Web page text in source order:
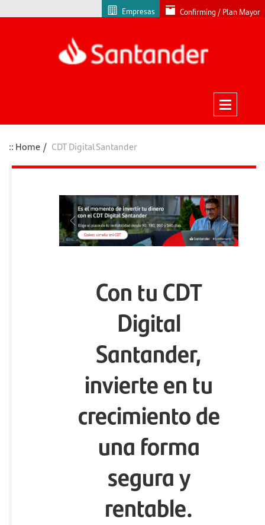
Empresas Confirming / Plan Mayor
Home CDT Digital Santander
Previous Next
Con tu CDT
Digital
Santander,
invierte en tu
crecimiento de
una forma
segura y
rentable.